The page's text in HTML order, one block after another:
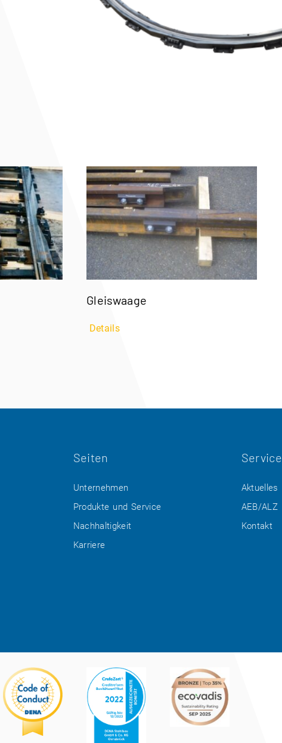
Gleiswaage
Details
Seiten
Unternehmen
Produkte und Service
Nachhaltigkeit
Karriere
Service
Aktuelles
AEB/ALZ
Kontakt